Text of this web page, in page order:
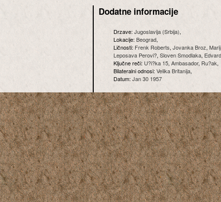
Dodatne informacije
Drzave:Jugoslavija (Srbija),
Lokacije:Beograd,
Ličnosti: Frenk Roberts, Jovanka Broz,
Leposava Perovi?, Sloven Smodlaka,
Ključne reči: U?i?ka 15, Ambasador, Ru?ak,
Bilateralni odnosi:Velika Britanija,
Datum:Jan 30 1957